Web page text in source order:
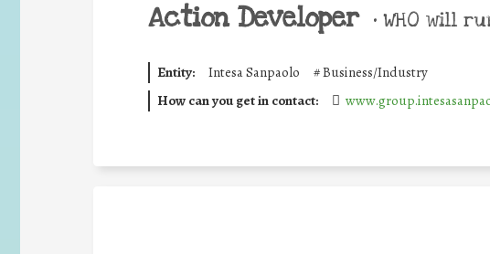
Action Developer • WHO will
Entity: Intesa Sanpaolo #Business/Industry
How can you get in contact: